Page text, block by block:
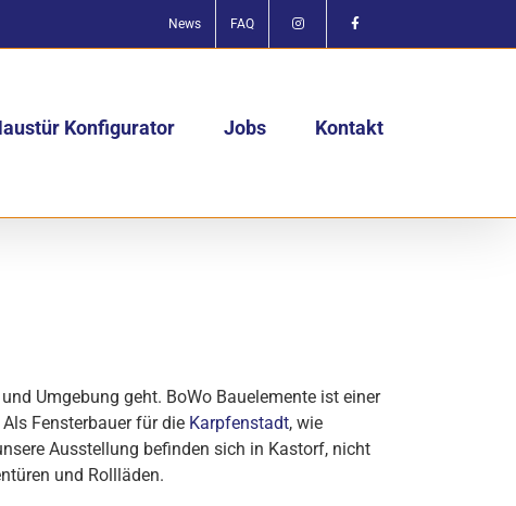
News FAQ
Konfigurator Jobs Kontakt
Umgebung geht. BoWo Bauelemente ist einer
Fensterbauer für die Karpfenstadt, wie
Ausstellung befinden sich in Kastorf, nicht
und Rollläden.